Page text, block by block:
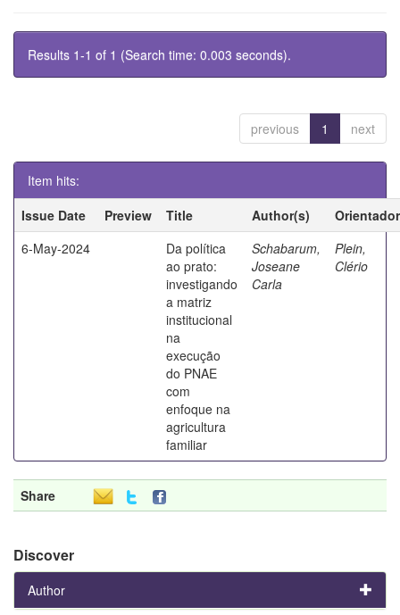
Results 1-1 of 1 (Search time: 0.003 seconds).
previous 1 next
Item hits:
Issue Date
Preview Title Author(s)
Orientador
6-May-2024
Da política
ao prato:
investigando
a matriz
institucional
na
execução
do PNAE
com
enfoque na
agricultura
familiar
Schabarum,
Joseane
Carla
Plein,
Clério
Share
Discover
Author